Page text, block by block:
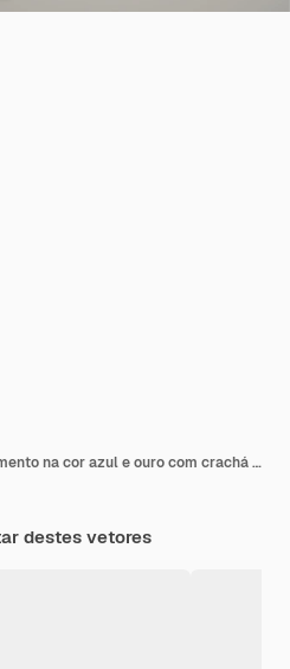
Certificado de agradecimento na cor azul e ouro com crachá de ouro e modelo de fronteira
destes vetores